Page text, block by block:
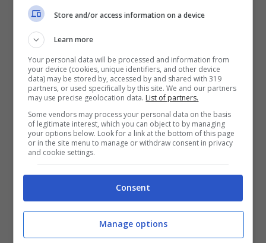
Skorupski 6,5; Tomiyasu 5,5; Danilo 6; Bani
5,5; Dijks 6 (25'st Krejci 6); Schouten
5,5 (25'st Dominguez 6,5); Medel 6 (45' st
Svanberg sv); Orsolini 5,5; Soriano 6; Barrow
7; Palacio 6,5 (26'st Sansone 5,5); Mihajlovic
Store and/or access information on a device
Learn more
Your personal data will be processed and information from
your device (cookies, unique identifiers, and other device
data) may be stored by, accessed by and shared with 319
partners, or used specifically by this site. We and our partners
may use precise geolocation data. List of partners.
Some vendors may process your personal data on the basis
of legitimate interest, which you can object to by managing
your options below. Look for a link at the bottom of this page
or in the site menu to manage or withdraw consent in privacy
and cookie settings.
Consent
Manage options